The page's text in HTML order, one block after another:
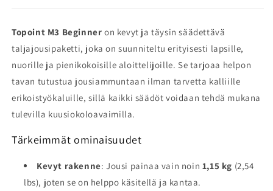
Topoint M3 Beginner on kevyt ja täysin säädettävä
taljajousipaketti, joka on suunniteltu erityisesti lapsille,
nuorille ja pienikokoisille aloittelijoille. Se tarjoaa helpon
tavan tutustua jousiammuntaan ilman tarvetta kalliille
erikoistyökaluille, sillä kaikki säädöt voidaan tehdä mukana
tulevilla kuusiokoloavaimilla.
Tärkeimmät ominaisuudet
Kevyt rakenne: Jousi painaa vain noin 1,15 kg (2,54
lbs), joten se on helppo käsitellä ja kantaa.